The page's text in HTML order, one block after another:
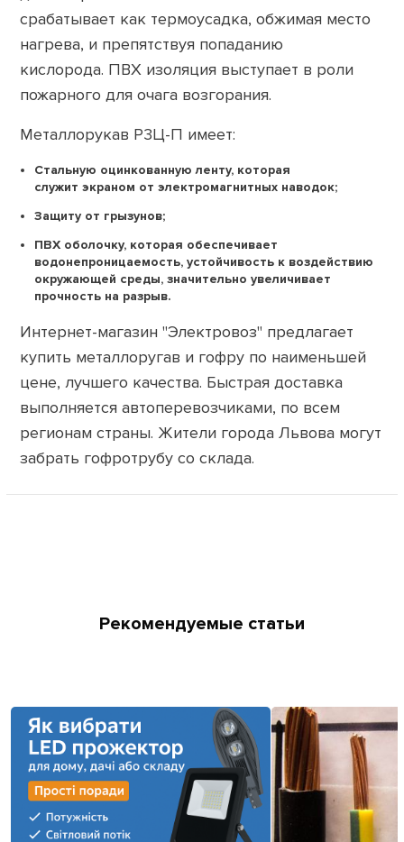
срабатывает как термоусадка, обжимая место
нагрева, и препятствуя попаданию
кислорода. ПВХ изоляция выступает в роли
пожарного для очага возгорания.
Металлорукав Р3Ц-П имеет:
Стальную оцинкованную ленту, которая
служит экраном от электромагнитных наводок;
Защиту от грызунов;
ПВХ оболочку, которая обеспечивает
водонепроницаемость, устойчивость к воздействию
окружающей среды, значительно увеличивает
прочность на разрыв.
Интернет-магазин "Электровоз" предлагает
купить металлоругав и гофру по наименьшей
цене, лучшего качества. Быстрая доставка
выполняется автоперевозчиками, по всем
регионам страны. Жители города Львова могут
забрать гофротрубу со склада.
Рекомендуемые статьи